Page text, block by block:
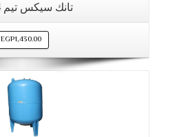
تانك سيكس تيم 24 لتر
EGP1,430.00
التفاصيل